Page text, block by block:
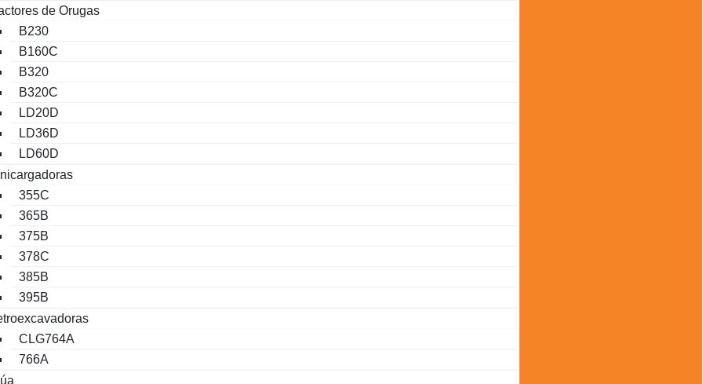
de Orugas
B230
B160C
B320
B320C
LD20D
LD36D
LD60D
355C
365B
375B
378C
385B
395B
CLG764A
766A